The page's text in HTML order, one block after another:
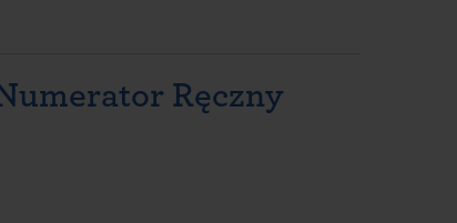
Ręczny